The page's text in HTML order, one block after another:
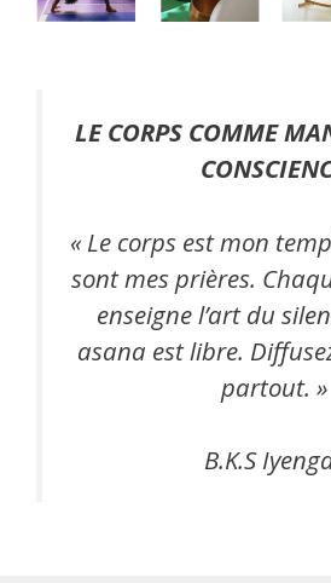
LE CORPS COMME
« Le corps est mon
sont mes prières.
enseigne l’art du
asana est libre.
partout. »
B.K.S